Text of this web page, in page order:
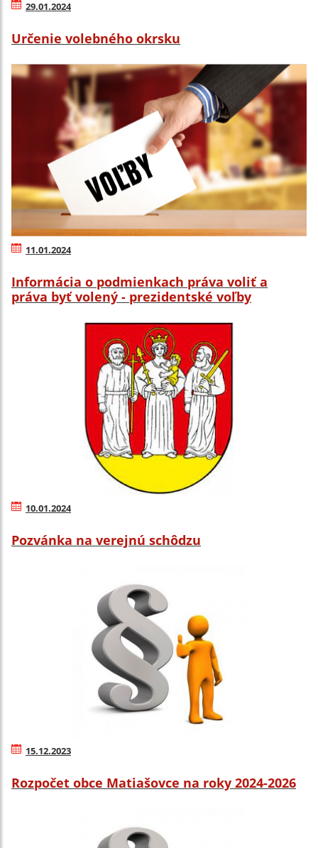
29.01.2024
Určenie volebného okrsku
11.01.2024
Informácia o podmienkach práva voliť a
práva byť volený - prezidentské voľby
10.01.2024
Pozvánka na verejnú schôdzu
15.12.2023
Rozpočet obce Matiašovce na roky 2024-2026